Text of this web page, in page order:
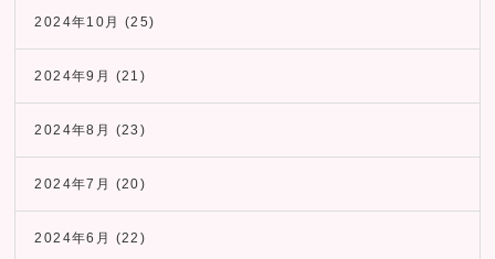
2024年10月 (25)
2024年9月 (21)
2024年8月 (23)
2024年7月 (20)
2024年6月 (22)